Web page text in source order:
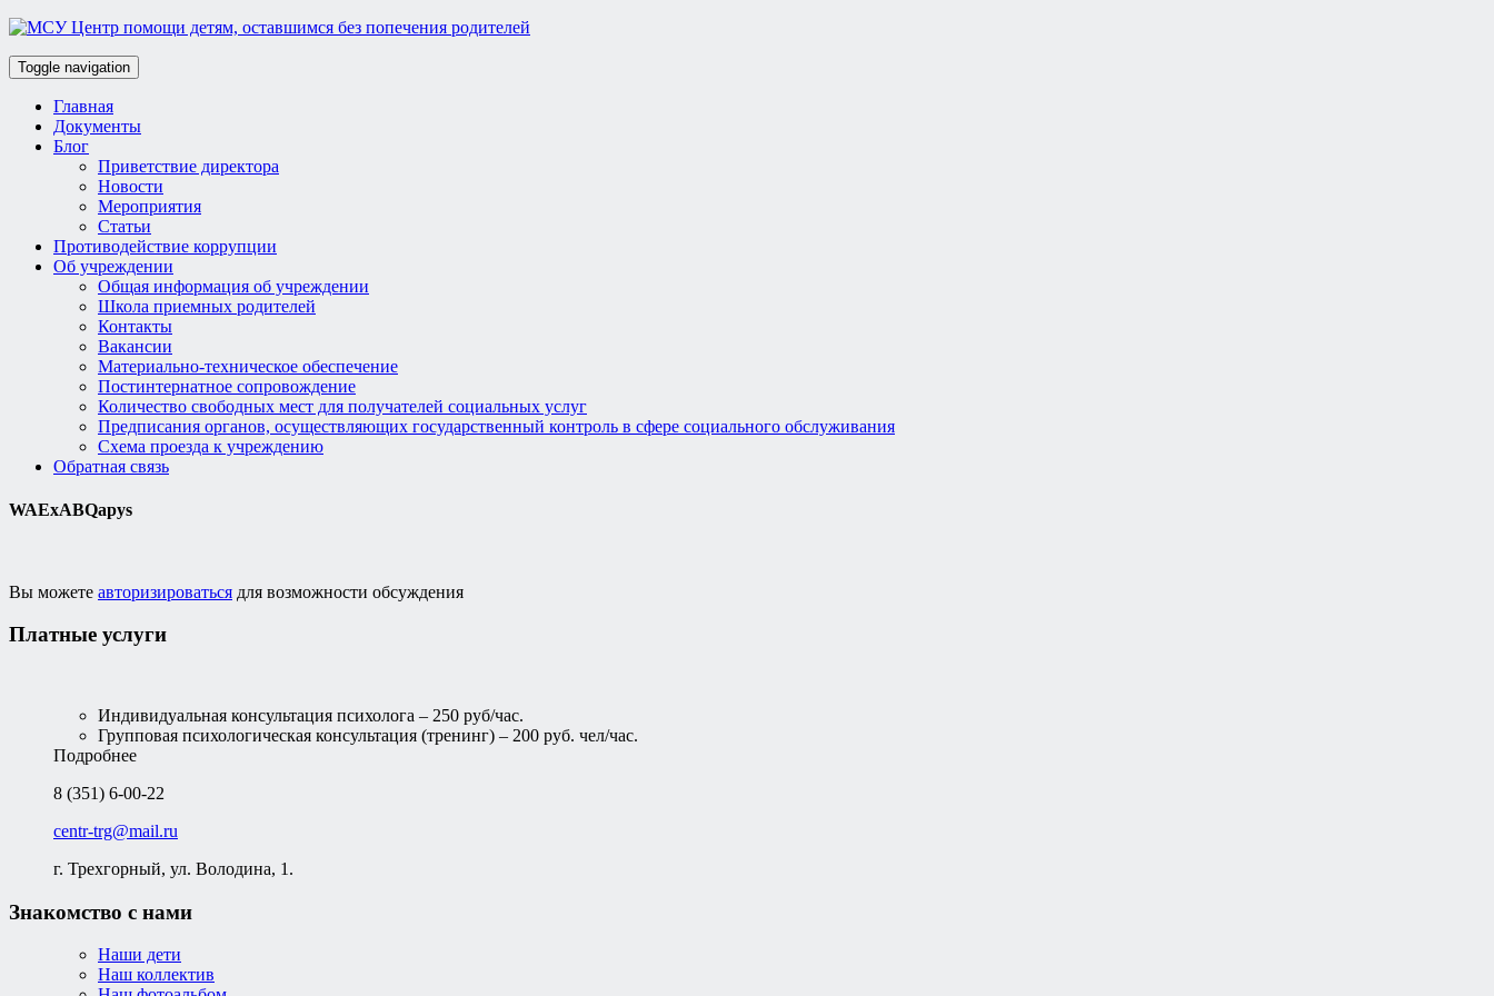
Toggle navigation
Главная
Документы
Блог
Приветствие директора
Новости
Мероприятия
Статьи
Противодействие коррупции
Об учреждении
Общая информация об учреждении
Школа приемных родителей
Контакты
Вакансии
Материально-техническое обеспечение
Постинтернатное сопровождение
Количество свободных мест для получателей социальных услуг
Предписания органов, осуществляющих государственный контроль в сфере социального обслуживания
Схема проезда к учреждению
Обратная связь
WAExABQapys
Вы можете авторизироваться для возможности обсуждения
Платные услуги
Индивидуальная консультация психолога – 250 руб/час.
Групповая психологическая консультация (тренинг) – 200 руб. чел/час.
Подробнее
8 (351) 6-00-22
centr-trg@mail.ru
г. Трехгорный, ул. Володина, 1.
Знакомство с нами
Наши дети
Наш коллектив